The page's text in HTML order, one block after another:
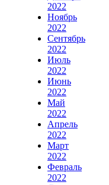
2022
Ноябрь
2022
Сентябрь
2022
Июль
2022
Июнь
2022
Май
2022
Апрель
2022
Март
2022
Февраль
2022